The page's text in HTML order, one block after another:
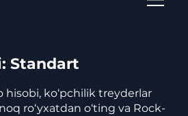
Standart
hisobi, ko‘pchilik treyderlar
ro‘yxatdan o‘ting va Rock-